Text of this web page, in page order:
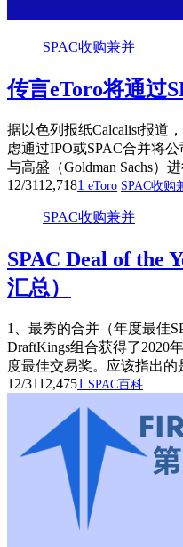
SPAC收购兼并
传言eToro将通过
据以色列报纸Calcalist报道
虑通过IPO或SPAC合并将
与高盛（Goldman Sachs）
12/3112,7181 eToro SPAC收购
SPAC收购兼并
SPAC Deal of the
汇总）
1、最秀的合并（年度最佳
DraftKings组合获得了2020
度最佳交易奖。应该指出
12/3112,4751 SPAC百科